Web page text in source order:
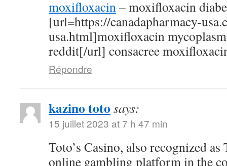
moxifloxacin– moxifloxacin
[url=https://canadapharmacy-
usa.html]moxifloxacin
reddit[/url] consacree
Répondre
kazino toto says:
15 juillet 2023 at 7 h 47 min
Toto’s Casino, also recognized
online gambling platform in the